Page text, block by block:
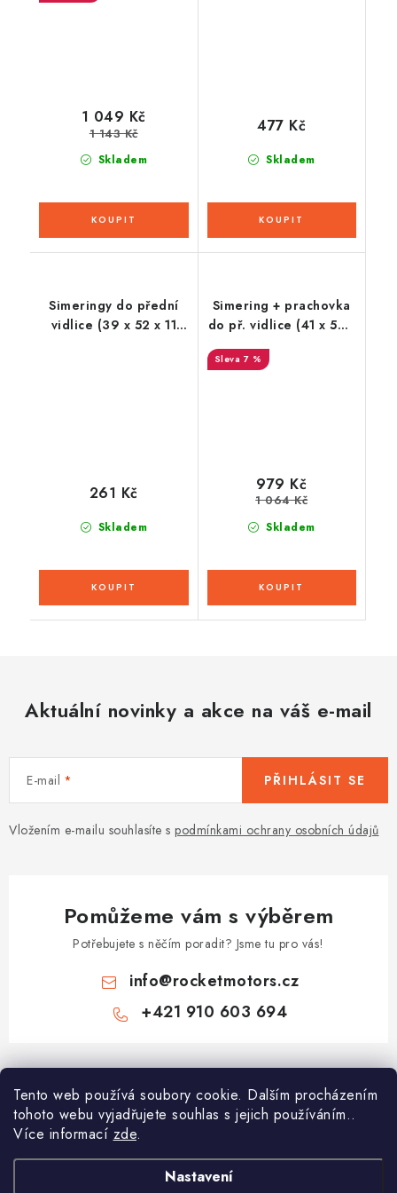
Tento web používá soubory cookie. Dalším procházením
tohoto webu vyjadřujete souhlas s jejich používáním..
Více informací zde.
Nastavení
Skladem
1 049 Kč
1 143 Kč
Skladem
477 Kč
Simeringy do přední
vidlice (39 x 52 x 11
Skladem
261 Kč
Simering + prachovka
do př. vidlice (41 x 53,1
x 7,5 mm, KYB 41 mm),
7 %
Skladem
979 Kč
1 064 Kč
Aktuální novinky a akce na váš e-mail
E-mail
Vložením e-mailu souhlasíte s podmínkami ochrany osobních údajů
PŘIHLÁSIT SE
Pomůžeme vám s výběrem
Potřebujete s něčím poradit? Jsme tu pro vás!
info@rocketmotors.cz
+421 910 603 694
Z
á
Najdete nás
Informace pro vás